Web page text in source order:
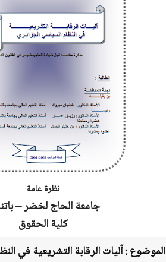
نظرة عامة
جامعة الحاج لخضر –
كلية الحقوق
الموضوع :آليات الرقابة التشريعية في